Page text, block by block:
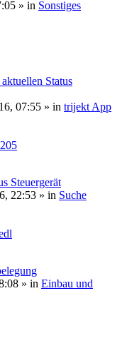
» in Sonstiges
Status
07:55 » in trijekt App
Steuergerät
22:53 » in Suche
» in Einbau und